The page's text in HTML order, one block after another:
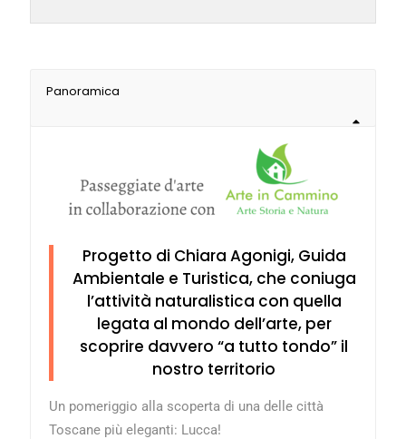
Panoramica
Progetto di Chiara Agonigi, Guida
Ambientale e Turistica, che coniuga
l’attività naturalistica con quella
legata al mondo dell’arte, per
scoprire davvero “a tutto tondo” il
nostro territorio
Un pomeriggio alla scoperta di una delle città
Toscane più eleganti: Lucca!